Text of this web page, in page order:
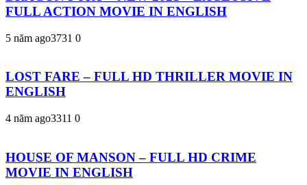
FULL ACTION MOVIE IN ENGLISH
5 năm ago3731 0
LOST FARE – FULL HD THRILLER MOVIE IN
ENGLISH
4 năm ago3311 0
HOUSE OF MANSON – FULL HD CRIME
MOVIE IN ENGLISH